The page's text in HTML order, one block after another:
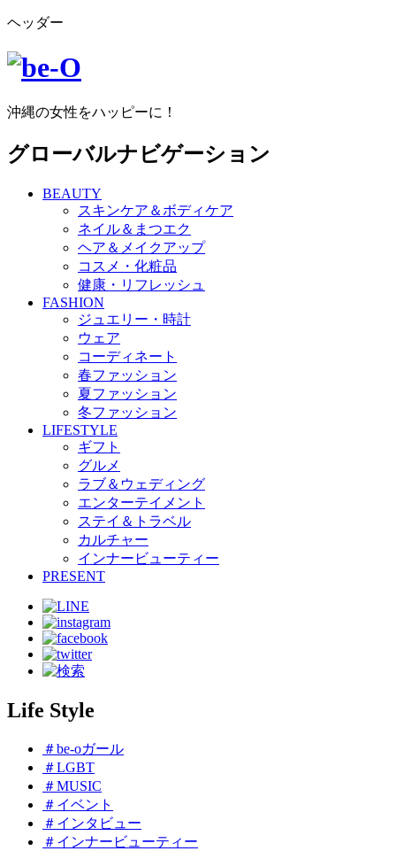
ヘッダー
沖縄の女性をハッピーに！
グローバルナビゲーション
BEAUTY
スキンケア＆ボディケア
ネイル＆まつエク
ヘア＆メイクアップ
コスメ・化粧品
健康・リフレッシュ
FASHION
ジュエリー・時計
ウェア
コーディネート
春ファッション
夏ファッション
冬ファッション
LIFESTYLE
ギフト
グルメ
ラブ＆ウェディング
エンターテイメント
ステイ＆トラベル
カルチャー
インナービューティー
PRESENT
Life Style
＃be-oガール
＃LGBT
＃MUSIC
＃イベント
＃インタビュー
＃インナービューティー